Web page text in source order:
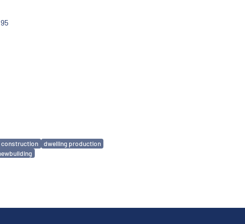
construction
dwelling production